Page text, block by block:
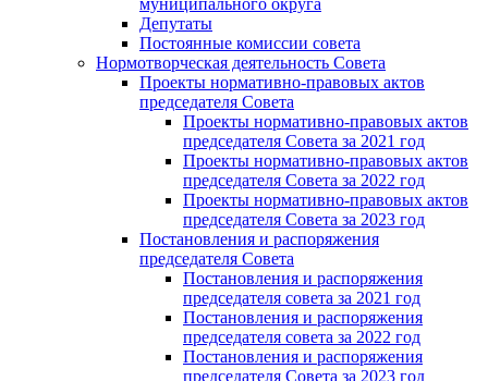
Депутаты
Постоянные комиссии совета
Нормотворческая деятельность Совета
Проекты нормативно-правовых актов
председателя Cовета
Проекты нормативно-правовых актов
председателя Cовета за 2021 год
Проекты нормативно-правовых актов
председателя Cовета за 2022 год
Проекты нормативно-правовых актов
председателя Cовета за 2023 год
Постановления и распоряжения
председателя Cовета
Постановления и распоряжения
председателя совета за 2021 год
Постановления и распоряжения
председателя совета за 2022 год
Постановления и распоряжения
председателя Cовета за 2023 год